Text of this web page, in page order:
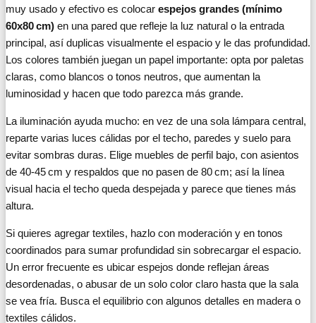
muy usado y efectivo es colocar espejos grandes (mínimo
60x80 cm) en una pared que refleje la luz natural o la entrada
principal, así duplicas visualmente el espacio y le das profundidad.
Los colores también juegan un papel importante: opta por paletas
claras, como blancos o tonos neutros, que aumentan la
luminosidad y hacen que todo parezca más grande.
La iluminación ayuda mucho: en vez de una sola lámpara central,
reparte varias luces cálidas por el techo, paredes y suelo para
evitar sombras duras. Elige muebles de perfil bajo, con asientos
de 40-45 cm y respaldos que no pasen de 80 cm; así la línea
visual hacia el techo queda despejada y parece que tienes más
altura.
Si quieres agregar textiles, hazlo con moderación y en tonos
coordinados para sumar profundidad sin sobrecargar el espacio.
Un error frecuente es ubicar espejos donde reflejan áreas
desordenadas, o abusar de un solo color claro hasta que la sala
se vea fría. Busca el equilibrio con algunos detalles en madera o
textiles cálidos.